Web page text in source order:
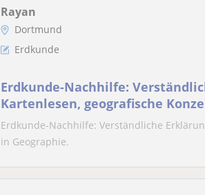
Rayan
Dortmund
Erdkunde
Erdkunde-Nachhilfe:
Kartenlesen, geografische
Geographie
Erdkunde-Nachhilfe: Verständliche
in Geographie.